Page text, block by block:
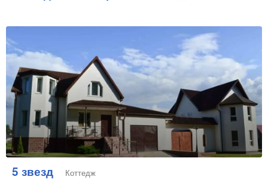
5 звезд Коттедж